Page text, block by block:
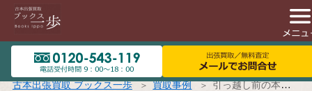
古本出張買取 ブックス一歩 買取事例 引っ越し前の本整理は即現金の古本出張買取【ブックス一歩】